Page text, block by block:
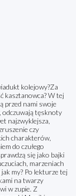
kolejowy?Za
kasztanowca? W tej
przed nami swoje
odczuwają tęsknoty
najzwyklejsza,
czy
charakterów,
do czułego
się jako bajki
marzeniach
my? Po lekturze tej
na twarzy
w zupie. Z